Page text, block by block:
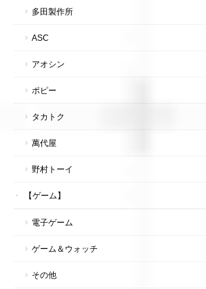
多田製作所
ASC
アオシン
ポピー
タカトク
萬代屋
野村トーイ
【ゲーム】
電子ゲーム
ゲーム＆ウォッチ
その他